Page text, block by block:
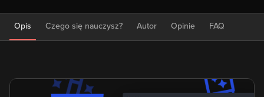
Opis Czego się nauczysz? Autor Opinie FAQ